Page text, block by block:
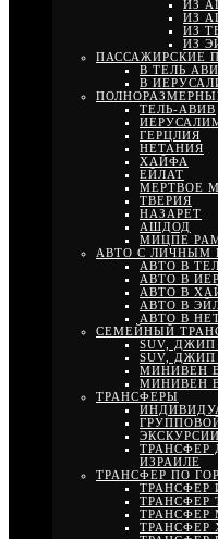
ИЗ
ИЗ
ИЗ
ИЗ
ПАССАЖИРСКИЕ
В ТЕЛЬ
В
ТЕЛЬ-АВИВ
ГЕРЦЛИЯ
НЕТАНИЯ
ХАЙФА
ЕЙЛАТ
МЕРТВОЕ
ТВЕРИЯ
НАЗАРЕТ
АШДОД
МИЦПЕ
АВТО С ЛИЧНЫМ
АВТО В
АВТО В
АВТО В
АВТО В
АВТО В
СЕМЕЙНЫЙ
SUV,
SUV,
МИНИВЕН
МИНИВЕН
ТРАНСФЕРЫ
ТРАНСФЕР
ИЗРАИЛЕ
ТРАНСФЕР ПО
ТРАНСФЕР
ТРАНСФЕР
ТРАНСФЕР
ТРАНСФЕР